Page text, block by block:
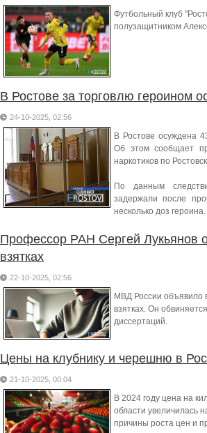
Футбольный клуб
полузащитником
В Ростове за торговлю героином
24-10-2025, 02:56
В Ростове осуждена
Об этом сообщает
наркотиков по
По данным
задержали после
несколько доз героина.
Профессор РАН Сергей Лукьянов
взятках
22-10-2025, 02:56
МВД России объявило
взятках. Он
диссертаций.
Цены на клубнику и черешню в
21-10-2025, 00:04
В 2024 году цена на
области увеличилась
причины роста цен и